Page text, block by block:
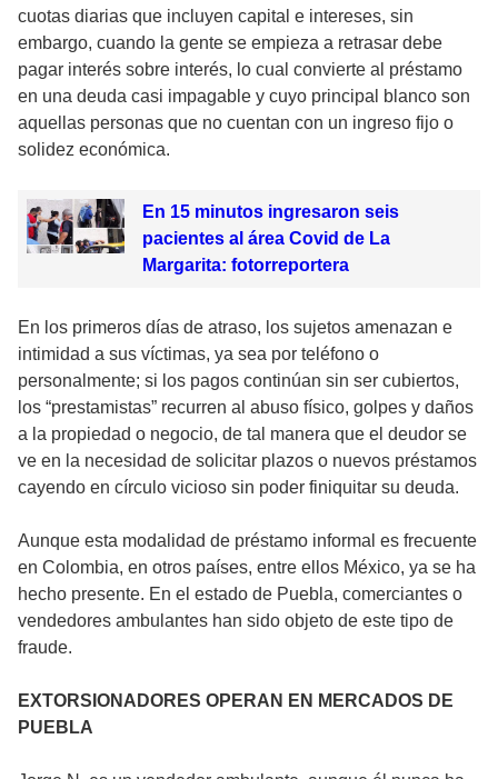
cuotas diarias que incluyen capital e intereses, sin
embargo, cuando la gente se empieza a retrasar debe
pagar interés sobre interés, lo cual convierte al préstamo
en una deuda casi impagable y cuyo principal blanco son
aquellas personas que no cuentan con un ingreso fijo o
solidez económica.
En 15 minutos ingresaron seis
pacientes al área Covid de La
Margarita: fotorreportera
En los primeros días de atraso, los sujetos amenazan e
intimidad a sus víctimas, ya sea por teléfono o
personalmente; si los pagos continúan sin ser cubiertos,
los “prestamistas” recurren al abuso físico, golpes y daños
a la propiedad o negocio, de tal manera que el deudor se
ve en la necesidad de solicitar plazos o nuevos préstamos
cayendo en círculo vicioso sin poder finiquitar su deuda.
Aunque esta modalidad de préstamo informal es frecuente
en Colombia, en otros países, entre ellos México, ya se ha
hecho presente. En el estado de Puebla, comerciantes o
vendedores ambulantes han sido objeto de este tipo de
fraude.
EXTORSIONADORES OPERAN EN MERCADOS DE
PUEBLA